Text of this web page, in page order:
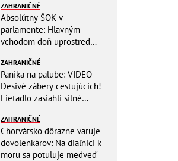
toalety
ZAHRANIČNÉ
Absolútny ŠOK v
parlamente: Hlavným
vchodom doň uprostred
KAPYBARY, kde sa tam
nabrali?
ZAHRANIČNÉ
Panika na palube: VIDEO
Desivé zábery cestujúcich!
Lietadlo zasiahli silné
ZAHRANIČNÉ
Chorvátsko dôrazne varuje
dovolenkárov: Na diaľnici k
moru sa potuluje medveď